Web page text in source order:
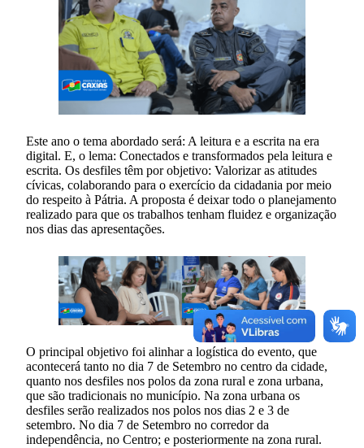
Este ano o tema abordado será: A leitura e a escrita na era
digital. E, o lema: Conectados e transformados pela leitura e
escrita. Os desfiles têm por objetivo: Valorizar as atitudes
cívicas, colaborando para o exercício da cidadania por meio
do respeito à Pátria. A proposta é deixar todo o planejamento
realizado para que os trabalhos tenham fluidez e organização
nos dias das apresentações.
O principal objetivo foi alinhar a logística do evento, que
acontecerá tanto no dia 7 de Setembro no centro da cidade,
quanto nos desfiles nos polos da zona rural e zona urbana,
que são tradicionais no município. Na zona urbana os
desfiles serão realizados nos polos nos dias 2 e 3 de
setembro. No dia 7 de Setembro no corredor da
independência, no Centro; e posteriormente na zona rural.